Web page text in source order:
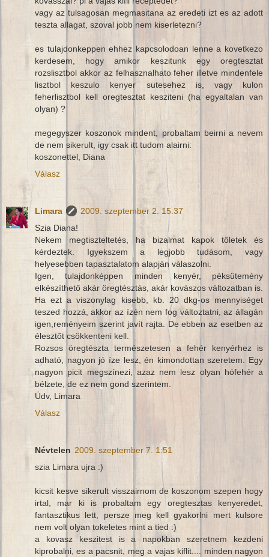
vagy az tulsagosan megmasitana az eredeti izt es az adott
teszta allagat, szoval jobb nem kiserletezni?
es tulajdonkeppen ehhez kapcsolodoan lenne a kovetkezo
kerdesem, hogy amikor keszitunk egy oregtesztat
rozslisztbol akkor az felhasznalhato feher illetve mindenfele
lisztbol keszulo kenyer sutesehez is, vagy kulon
feherlisztbol kell oregtesztat kesziteni (ha egyaltalan van
olyan) ?
megegyszer koszonok mindent, probaltam beirni a nevem
de nem sikerult, igy csak itt tudom alairni:
koszonettel, Diana
Válasz
Limara
2009. szeptember 2. 15:37
Szia Diana!
Nekem megtiszteltetés, ha bizalmat kapok tőletek és
kérdeztek. Igyekszem a legjobb tudásom, vagy
helyesebben tapasztalatom alapján válaszolni.
Igen, tulajdonképpen minden kenyér, péksütemény
elkészíthető akár öregtésztás, akár kovászos változatban is.
Ha ezt a viszonylag kisebb, kb. 20 dkg-os mennyiséget
teszed hozzá, akkor az ízén nem fog változtatni, az állagán
igen,reményeim szerint javít rajta. De ebben az esetben az
élesztőt csökkenteni kell.
Rozsos öregtészta természetesen a fehér kenyérhez is
adható, nagyon jó íze lesz, én kimondottan szeretem. Egy
nagyon picit megszínezi, azaz nem lesz olyan hófehér a
bélzete, de ez nem gond szerintem.
Üdv, Limara
Válasz
Névtelen 2009. szeptember 7. 1:51
szia Limara ujra :)
kicsit kesve sikerult visszairnom de koszonom szepen hogy
irtal, mar ki is probaltam egy oregtesztas kenyeredet,
fantasztikus lett, persze meg kell gyakorlni mert kulsore
nem volt olyan tokeletes mint a tied :)
a kovasz keszitest is a napokban szeretnem kezdeni
kiprobalni, es a pacsnit, meg a vajas kiflit.... minden nagyon